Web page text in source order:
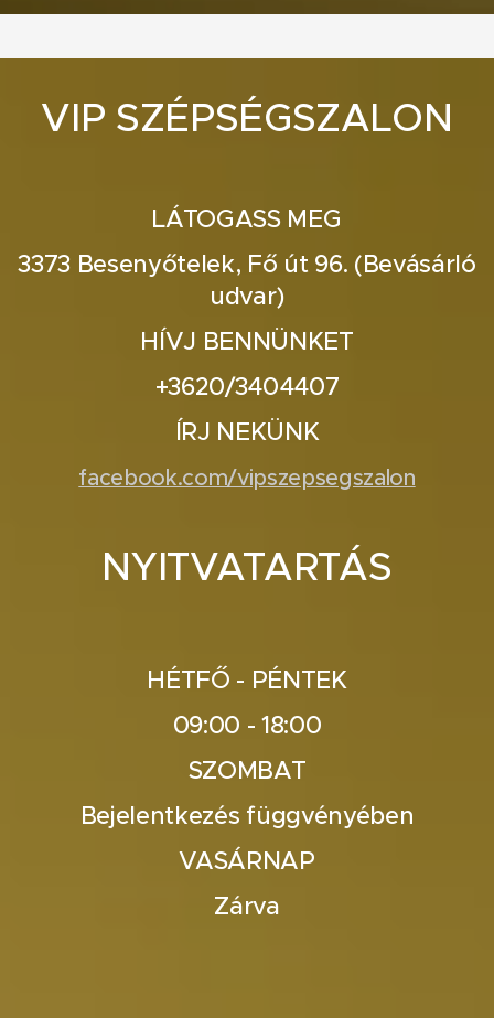
VIP SZÉPSÉGSZALON
LÁTOGASS MEG
3373 Besenyőtelek, Fő út 96. (Bevásárló
udvar)
HÍVJ BENNÜNKET
+3620/3404407
ÍRJ NEKÜNK
facebook.com/vipszepsegszalon
NYITVATARTÁS
HÉTFŐ - PÉNTEK
09:00 - 18:00
SZOMBAT
Bejelentkezés függvényében
VASÁRNAP
Zárva